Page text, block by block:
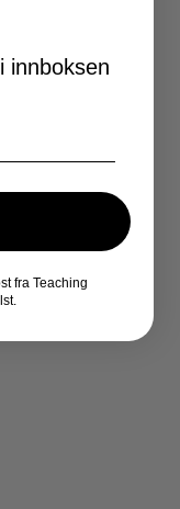
innboksen
fra Teaching